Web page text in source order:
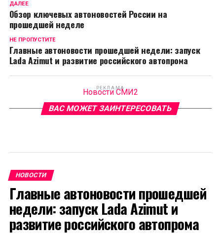
ДАЛЕЕ
Обзор ключевых автоновостей России на
прошедшей неделе
НЕ ПРОПУСТИТЕ
Главные автоновости прошедшей недели: запуск
Lada Azimut и развитие российского автопрома
РЕКЛАМА
Новости СМИ2
ВАС МОЖЕТ ЗАИНТЕРЕСОВАТЬ
НОВОСТИ
Главные автоновости прошедшей
недели: запуск Lada Azimut и
развитие российского автопрома